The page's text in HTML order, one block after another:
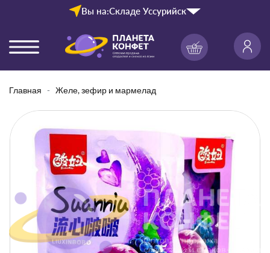
Вы на:Складе Уссурийск
Главная Желе, зефир и мармелад